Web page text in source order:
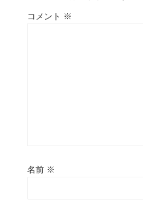
コメント ※
名前 ※